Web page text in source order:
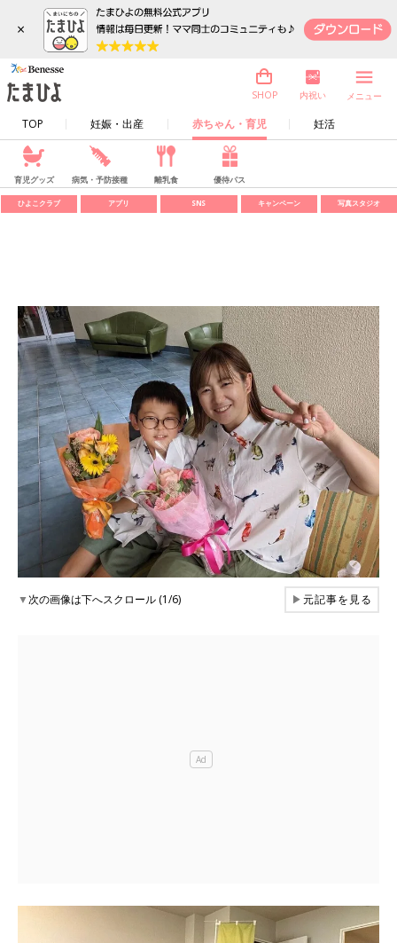
×
TOP 妊娠・出産 赤ちゃん・育児 妊活
SHOP 内祝い メニュー
育児グッズ 病気・予防接種 離乳食 優待パス
ひよこクラブ アプリ SNS キャンペーン 写真スタジオ
▼次の画像は下へスクロール (1/6) ▶元記事を見る